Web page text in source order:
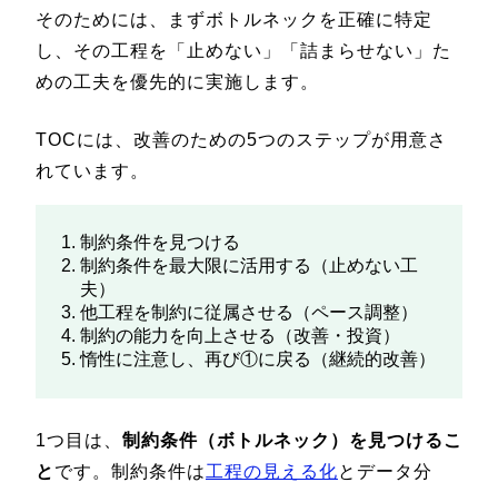
そのためには、まずボトルネックを正確に特定
し、その工程を「止めない」「詰まらせない」た
めの工夫を優先的に実施します。
TOCには、改善のための5つのステップが用意さ
れています。
制約条件を見つける
制約条件を最大限に活用する（止めない工
夫）
他工程を制約に従属させる（ペース調整）
制約の能力を向上させる（改善・投資）
惰性に注意し、再び①に戻る（継続的改善）
1つ目は、 制約条件（ボトルネック）を見つけるこ
と です。制約条件は工程の見える化とデータ分